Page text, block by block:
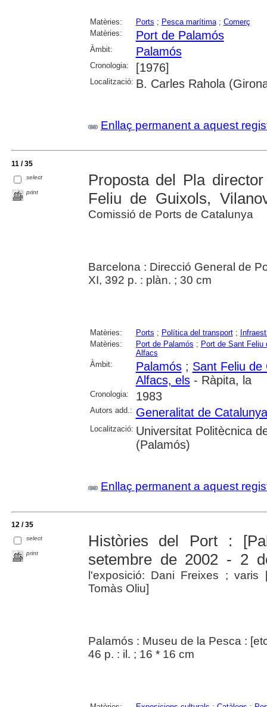
Matèries: Ports ; Pesca marítima; Comerç
Matèries:
Port de Palamós
Àmbit: Palamós
Cronologia: [1976]
Localització: B. Carles Rahola
Enllaç permanent a aquest
11 / 35
select
print
Proposta del Pla
Feliu de Guixols,
Comissió de Ports de Catalunya
Barcelona : Direcció General de
XI, 392 p. : plàn. ; 30 cm
Matèries: Ports ; Política del transport;
Matèries:
Port de Palamós ; Port de Sant Feliu
Alfacs
Àmbit:
Palamós; Sant Feliu de
Alfacs, els- Ràpita, la
Cronologia: 1983
Autors add.: Generalitat de Catalunya
Localització: Universitat Politècnica
(Palamós)
Enllaç permanent a aquest
12 / 35
select
print
Històries del Port :
setembre de 2002 - 2
l'exposició: Dani Freixes ;
Tomàs Oliu]
Palamós : Museu de la Pesca :
46 p. : il. ; 16 * 16 cm